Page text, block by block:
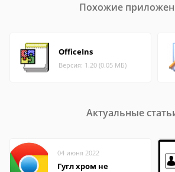
Похожие
OfficeIns
Версия: 1.20 (0.05 МБ)
Актуальные
04 июня 2022
Гугл хром не